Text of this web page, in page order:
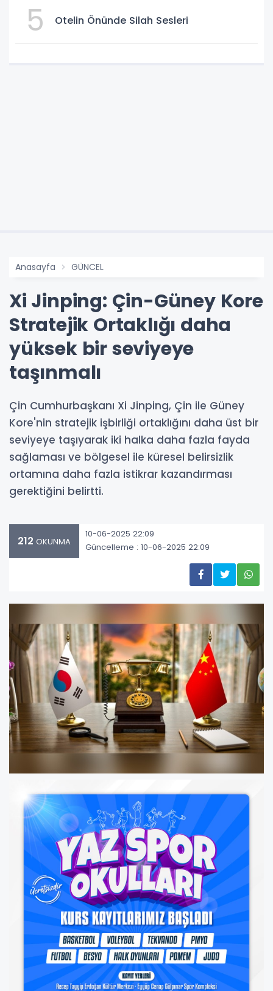
5 Otelin Önünde Silah Sesleri
Anasayfa GÜNCEL
Xi Jinping: Çin-Güney Kore
Stratejik Ortaklığı daha
yüksek bir seviyeye
taşınmalı
Çin Cumhurbaşkanı Xi Jinping, Çin ile Güney
Kore'nin stratejik işbirliği ortaklığını daha üst bir
seviyeye taşıyarak iki halka daha fazla fayda
sağlaması ve bölgesel ile küresel belirsizlik
ortamına daha fazla istikrar kazandırması
gerektiğini belirtti.
212 OKUNMA
10-06-2025 22:09
Güncelleme : 10-06-2025 22:09